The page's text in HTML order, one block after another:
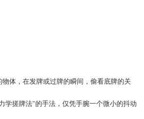
体，在发牌或过牌的瞬间，偷看底牌的关
学搓牌法"的手法，仅凭手腕一个微小的抖动